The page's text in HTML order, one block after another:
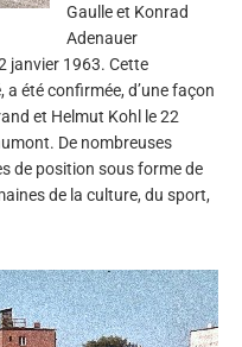
Gaulle et Konrad
Adenauer
janvier 1963. Cette
a été confirmée, d’une façon
et Helmut Kohl le 22
De nombreuses
de position sous forme de
de la culture, du sport,